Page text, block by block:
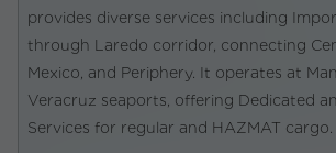
provides diverse services including
through Laredo corridor, connecting
Mexico, and Periphery. It operates at
Veracruz seaports, offering Dedicated
Services for regular and HAZMAT cargo.